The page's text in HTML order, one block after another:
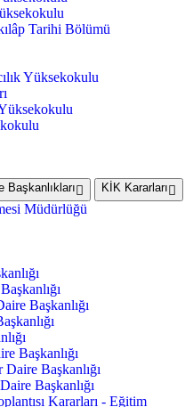
Tarihi Bölümü
Yüksekokulu
Başkanlıkları KİK Kararları
Müdürlüğü
Başkanlığı
Başkanlığı
Başkanlığı
Başkanlığı
Kararları - Eğitim